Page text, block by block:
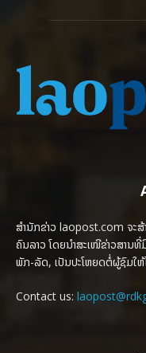
ສຳນັກຂ່າວ laopost.com ຈະສ້
ຄົນລາວ ໂດຍນຳສະເໜີຂ່າວສານ
ພັກ-ລັດ, ເປັນປະໂຫຍດຕໍ່ຜູ້ຊົມໃ
Contact us: